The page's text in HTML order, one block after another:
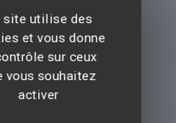
site utilise des
et vous donne
sur ceux
vous souhaitez
activer